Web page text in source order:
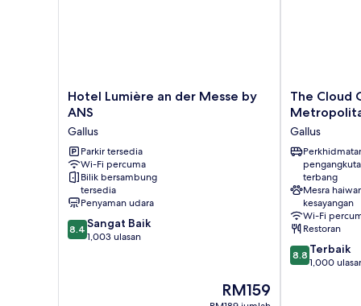
Hotel
Lumière
der
Messe
by
ANS
Gallus
Hotel Lumière an der Messe by
ANS
Gallus
Parkir tersedia
Wi-Fi percuma
Bilik bersambung
tersedia
Penyaman udara
8.4
daripada
8.4 Sangat Baik
1,003 ulasan
Harga
ialah
RM159
The
Cloud
Frankfurt-
Metropolitan
Gallus
The Cloud
Gallus
terbang
Mesra
kesayangan
Wi-Fi
Restoran
8.8
daripada
8.8 Terbaik
1,000